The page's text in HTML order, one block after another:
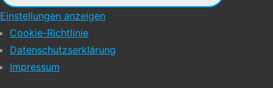
Einstellungen anzeigen
Cookie-Richtlinie
Datenschutzserklärung
Impressum